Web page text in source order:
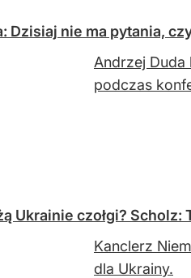
Dzisiaj nie ma pytania,
Andrzej Duda
podczas
Ukrainie czołgi? Scholz:
Kanclerz
dla Ukrainy.